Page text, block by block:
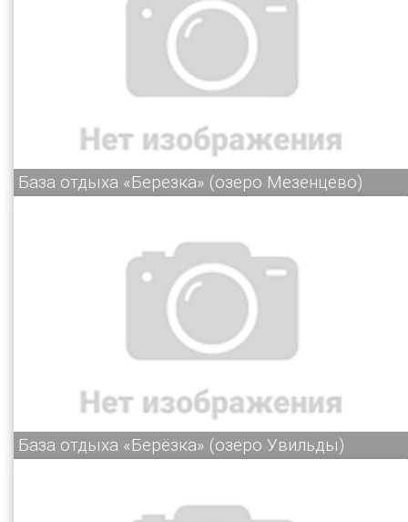
База отдыха «Березка» (озеро Мезенцево)
База отдыха «Берёзка» (озеро Увильды)